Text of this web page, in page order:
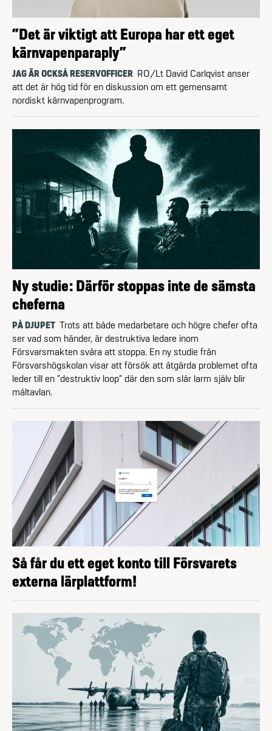
”Det är viktigt att Europa har ett eget
kärnvapenparaply”
JAG ÄR OCKSÅ RESERVOFFICER RO/Lt David Carlqvist anser
att det är hög tid för en diskussion om ett gemensamt
nordiskt kärnvapenprogram.
Ny studie: Därför stoppas inte de sämsta
cheferna
PÅ DJUPET Trots att både medarbetare och högre chefer ofta
ser vad som händer, är destruktiva ledare inom
Försvarsmakten svåra att stoppa. En ny studie från
Försvarshögskolan visar att försök att åtgärda problemet ofta
leder till en ”destruktiv loop” där den som slår larm själv blir
måltavlan.
Så får du ett eget konto till Försvarets
externa lärplattform!